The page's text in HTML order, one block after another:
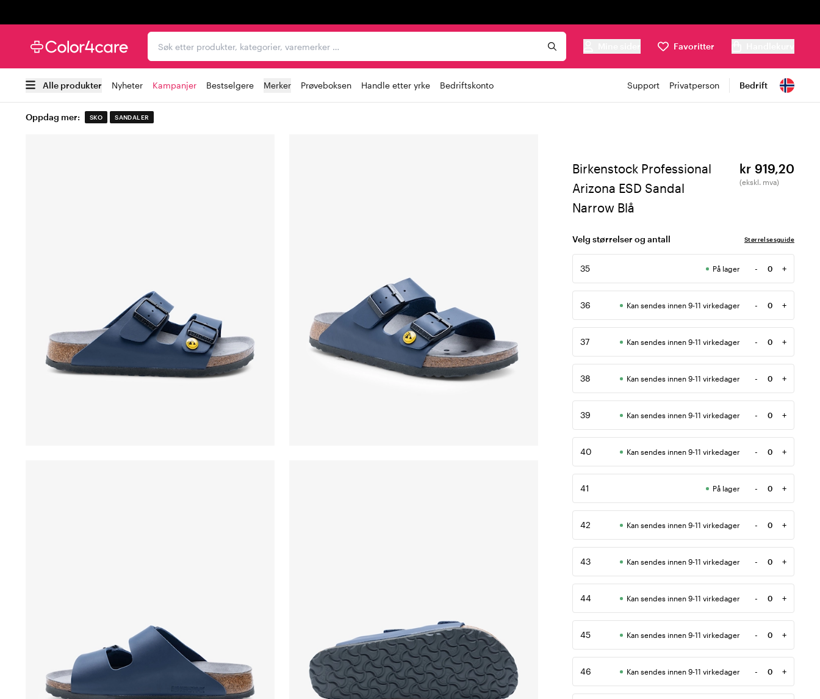
Søk etter produkter, kategorier, varemerker …
Favoritter
Alle produkter Nyheter Kampanjer Bestselgere Merker Prøveboksen Handle etter yrke Bedriftskonto Support Privatperson Bedrift
Oppdag mer: SKO SANDALER
Birkenstock Professional
Arizona ESD Sandal
Narrow Blå
kr 919,20
(ekskl. mva)
Velg størrelser og antall Størrelsesguide
35 På lager -
Antall
+
36 Kan sendes innen 9-11 virkedager -
Antall
+
37 Kan sendes innen 9-11 virkedager -
Antall
+
38 Kan sendes innen 9-11 virkedager -
Antall
+
39 Kan sendes innen 9-11 virkedager -
Antall
+
40 Kan sendes innen 9-11 virkedager -
Antall
+
41 På lager -
Antall
+
42 Kan sendes innen 9-11 virkedager -
Antall
+
43 Kan sendes innen 9-11 virkedager -
Antall
+
44 Kan sendes innen 9-11 virkedager -
Antall
+
45 Kan sendes innen 9-11 virkedager -
Antall
+
46 Kan sendes innen 9-11 virkedager -
Antall
+